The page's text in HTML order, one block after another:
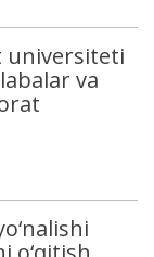
universiteti
va